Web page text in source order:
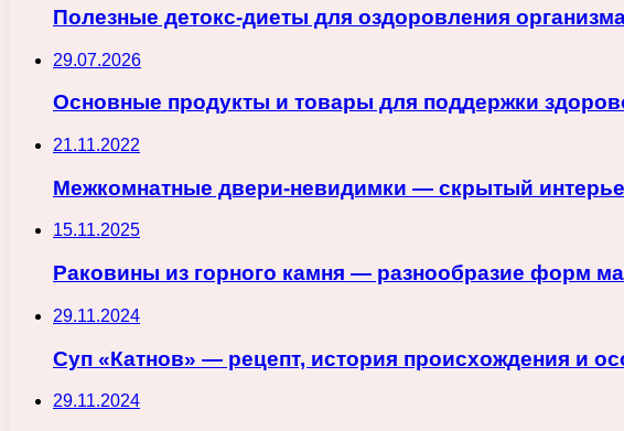
Полезные детокс-диеты для оздоровления
29.07.2026
Основные продукты и товары для поддержки
21.11.2022
Межкомнатные двери-невидимки — скрытый
15.11.2025
Раковины из горного камня — разнообразие форм
29.11.2024
Суп «Катнов» — рецепт, история происхождения и
29.11.2024